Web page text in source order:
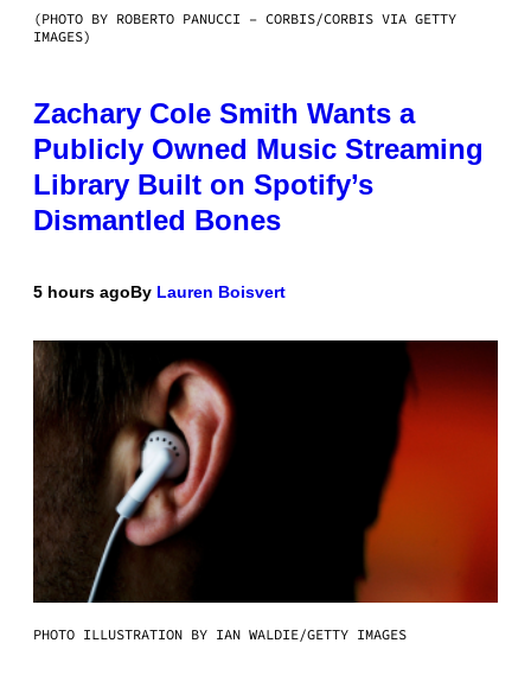
(PHOTO BY ROBERTO PANUCCI – CORBIS/CORBIS VIA GETTY
IMAGES)
Zachary Cole Smith Wants a
Publicly Owned Music Streaming
Library Built on Spotify’s
Dismantled Bones
5 hours agoBy Lauren Boisvert
PHOTO ILLUSTRATION BY IAN WALDIE/GETTY IMAGES